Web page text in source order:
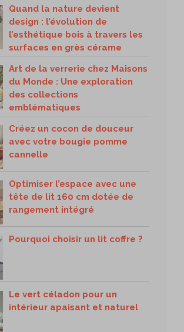
Quand la nature devient
design : l’évolution de
l’esthétique bois à travers les
surfaces en grès cérame
Art de la verrerie chez Maisons
du Monde : Une exploration
des collections
emblématiques
Créez un cocon de douceur
avec votre bougie pomme
cannelle
Optimiser l’espace avec une
tête de lit 160 cm dotée de
rangement intégré
Pourquoi choisir un lit coffre ?
Le vert céladon pour un
intérieur apaisant et naturel